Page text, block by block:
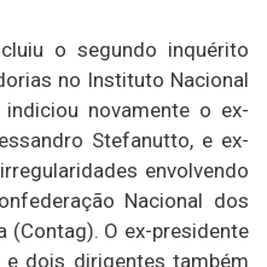
o segundo inquérito
no Instituto Nacional
novamente o ex-
Stefanutto, e ex-
envolvendo
Nacional dos
(Contag). O ex-presidente
e dois dirigentes também